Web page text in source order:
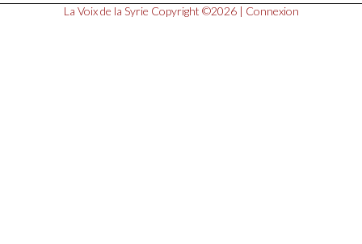
La Voix de la Syrie Copyright ©2026 | Connexion